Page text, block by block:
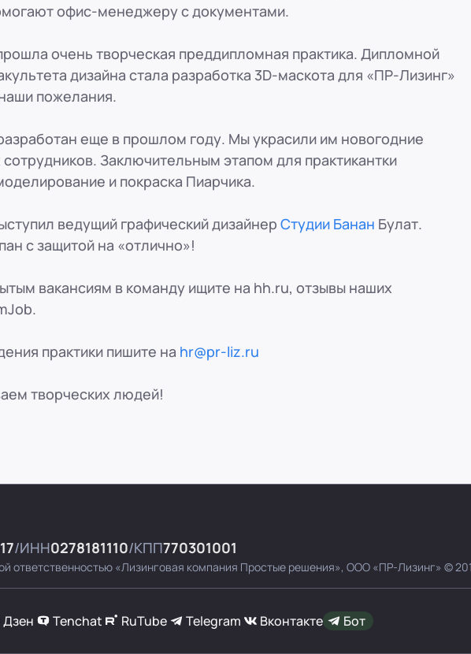
8 (800) 250-25-31 (вн. 153)
Дону, ул. Красноармейская, 33
8 (800) 250-25-31 (вн. 153)
офис-менеджеру с документами.
очень творческая преддипломная практика. Дипломной
дизайна стала разработка 3D-маскота для «ПР-Лизинг»
пожелания.
еще в прошлом году. Мы украсили им новогодние
Заключительным этапом для практикантки
и покраска Пиарчика.
ведущий графический дизайнер Студии Банан Булат.
с защитой на «отлично»!
вакансиям в команду ищите нa hh.ru, отзывы наших
практики пишите на hr@pr-liz.ru
творческих людей!
ИНН0278181110 КПП770301001
ответственностью «Лизинговая компания Простые решения», ООО «ПР-Лизинг» ©
Дзен Tenchat RuTube Telegram Вконтакте Бот